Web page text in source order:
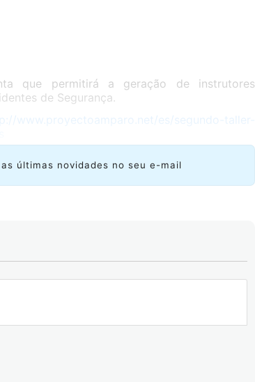
que permitirá a geração de instrutores
de Segurança.
www.proyectoamparo.net/es/segundo-taller-
últimas novidades no seu e-mail